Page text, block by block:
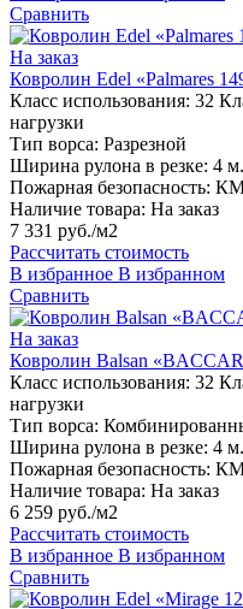
Сравнить
На заказ
Ковролин Edel «Palmares
Класс использования: 32
нагрузки
Тип ворса: Разрезной
Ширина рулона в резке: 4 м.
Пожарная безопасность:
Наличие товара: На заказ
7 331 руб./м2
Рассчитать стоимость
В избранное В избранном
Сравнить
На заказ
Ковролин Balsan
Класс использования: 32
нагрузки
Тип ворса:
Ширина рулона в резке: 4 м.
Пожарная безопасность:
Наличие товара: На заказ
6 259 руб./м2
Рассчитать стоимость
В избранное В избранном
Сравнить